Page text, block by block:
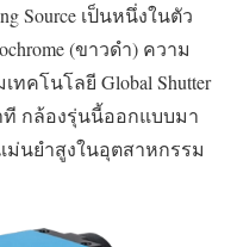
Source เป็นหนึ่งในตัว
(ขาวดำ) ความ
ทคโนโลยี Global Shutter
ที กล้องรุ่นนี้ออกแบบมา
ม่นยำสูงในอุตสาหกรรม